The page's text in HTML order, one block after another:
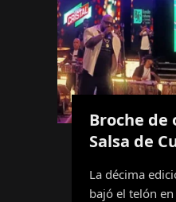
Broche de
Salsa de
La décima
bajó el telón